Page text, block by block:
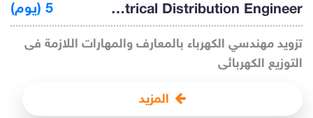
Preparation for Electrical Distribution Engineer 5 (يوم)
تزويد مهندسي الكهرباء بالمعارف والمهارات اللازمة فى
التوزيع الكهربائى
المزيد